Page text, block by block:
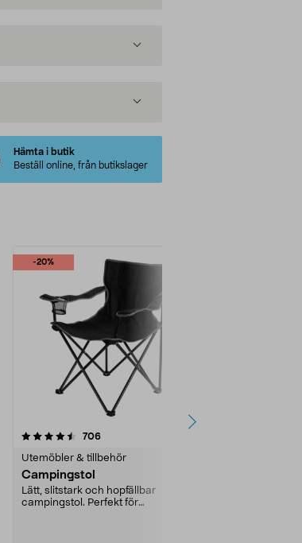
Hämta i butik
Beställ online, från butikslager
-20%
706recensioner
Utemöbler & tillbehör
Campingstol
Lätt, slitstark och hopfällbar
campingstol. Perfekt för
4.5 av 5 stjärnor